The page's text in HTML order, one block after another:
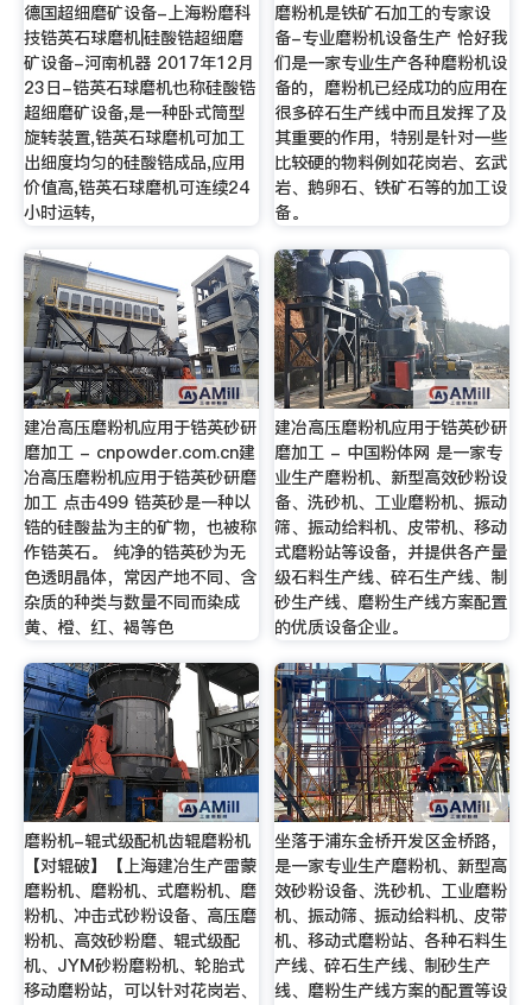
德国超细磨矿设备-上海粉磨科
技锆英石球磨机|硅酸锆超细磨
矿设备-河南机器 2017年12月
23日-锆英石球磨机也称硅酸锆
超细磨矿设备,是一种卧式筒型
旋转装置,锆英石球磨机可加工
出细度均匀的硅酸锆成品,应用
价值高,锆英石球磨机可连续24
小时运转,
磨粉机是铁矿石加工的专家设
备-专业磨粉机设备生产 恰好我
们是一家专业生产各种磨粉机设
备的，磨粉机已经成功的应用在
很多碎石生产线中而且发挥了及
其重要的作用，特别是针对一些
比较硬的物料例如花岗岩、玄武
岩、鹅卵石、铁矿石等的加工设
备。
建冶高压磨粉机应用于锆英砂研
磨加工 - cnpowder.com.cn建
冶高压磨粉机应用于锆英砂研磨
加工 点击499 锆英砂是一种以
锆的硅酸盐为主的矿物，也被称
作锆英石。 纯净的锆英砂为无
色透明晶体，常因产地不同、含
杂质的种类与数量不同而染成
黄、橙、红、褐等色
建冶高压磨粉机应用于锆英砂研
磨加工 - 中国粉体网 是一家专
业生产磨粉机、新型高效砂粉设
备、洗砂机、工业磨粉机、振动
筛、振动给料机、皮带机、移动
式磨粉站等设备，并提供各产量
级石料生产线、碎石生产线、制
砂生产线、磨粉生产线方案配置
的优质设备企业。
磨粉机-辊式级配机齿辊磨粉机
【对辊破】【上海建冶生产雷蒙
磨粉机、磨粉机、式磨粉机、磨
粉机、冲击式砂粉设备、高压磨
粉机、高效砂粉磨、辊式级配
机、JYM砂粉磨粉机、轮胎式
移动磨粉站，可以针对花岗岩、
坐落于浦东金桥开发区金桥路，
是一家专业生产磨粉机、新型高
效砂粉设备、洗砂机、工业磨粉
机、振动筛、振动给料机、皮带
机、移动式磨粉站、各种石料生
产线、碎石生产线、制砂生产
线、磨粉生产线方案的配置等设